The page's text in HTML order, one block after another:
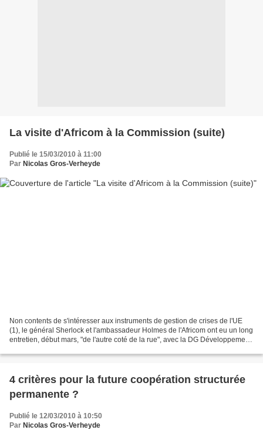
La visite d'Africom à la Commission (suite)
Publié le 15/03/2010 à 11:00
Par Nicolas Gros-Verheyde
Non contents de s'intéresser aux instruments de gestion de crises de l'UE
(1), le général Sherlock et l'ambassadeur Holmes de l'Africom ont eu un long
entretien, début mars, "de l'autre coté de la rue", avec la DG Développement.
4 critères pour la future coopération structurée
permanente ?
Publié le 12/03/2010 à 10:50
Par Nicolas Gros-Verheyde